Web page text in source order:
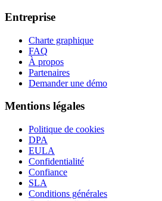
Entreprise
Charte graphique
FAQ
À propos
Partenaires
Demander une démo
Mentions légales
Politique de cookies
DPA
EULA
Confidentialité
Confiance
SLA
Conditions générales